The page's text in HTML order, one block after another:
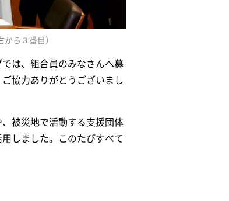
ら３番目）
は、組合員のみなさんへ募
協力ありがとうございまし
被災地で活動する支援団体
しました。このたびすべて